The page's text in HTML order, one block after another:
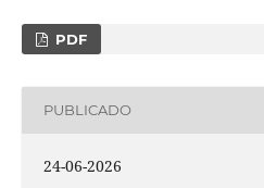
PDF
PUBLICADO
24-06-2026